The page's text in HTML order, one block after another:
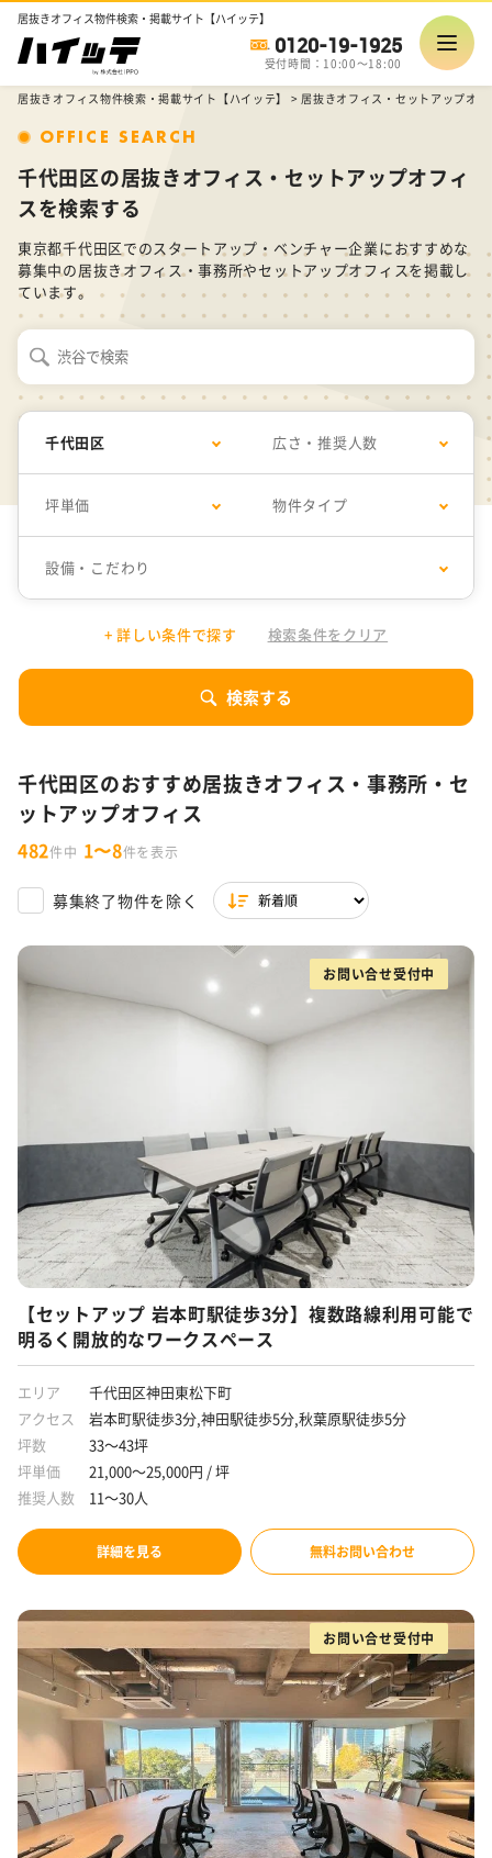
居抜きオフィス物件検索・掲載サイト【ハイッテ】
0120-19-1925
受付時間：10:00～18:00
居抜きオフィス物件検索・掲載サイト【ハイッテ】 > 居抜きオフィス・セットアップオ
OFFICE SEARCH
千代田区の居抜きオフィス・セットアップオフィ
スを検索する
東京都千代田区でのスタートアップ・ベンチャー企業におすすめな
募集中の居抜きオフィス・事務所やセットアップオフィスを掲載し
ています。
千代田区 広さ・推奨人数
坪単価 物件タイプ
設備・こだわり
検索する
千代田区
中央区
渋谷区
新宿区
豊島区
東京都 その他
東京都の内装付きオフィス特集
WeWorkの東京拠点
渋谷限定！居抜きオフィス・セットアップ・サービスオフィ
ラウンジ・テラス・バルコニーがあるオフィス
木目調オフィス特集
ファミレス席
男女別トイレ
スタートアップ企業向け東京都の30坪以下オフィス特集
東京都内の坪単価1万円台オフィス特集
30坪以下
31坪〜50坪
51坪〜100坪
11～30人
31～50人
51～80人
1万円以下
10,001円〜15,000円
15,001円〜20,000円
20,001円〜25,000円
居抜きオフィス
セットアップオフィス
SOHO
コワーキング
デザイナーズオフィス
フォンブース
駐車場付き
駐輪場あり
築浅
会議室あり
バルコニーorテラスor屋上あり
セントラル空調
OAフロア
天井が高い
貸会議室あり
フリーレント
什器付き
原状回復義務なし
敷金3ヶ月以下
路線が多い
駅から徒歩5分圏内
+ 詳しい条件で探す 検索条件をクリア
千代田区のおすすめ居抜きオフィス・事務所・セ
ットアップオフィス
482件中 1〜8件を表示
募集終了物件を除く
お問い合せ受付中
【セットアップ 岩本町駅徒歩3分】複数路線利用可能で
明るく開放的なワークスペース
エリア
千代田区神田東松下町
アクセス
岩本町駅徒歩3分,神田駅徒歩5分,秋葉原駅徒歩5分
坪数
33～43坪
坪単価
21,000～25,000円 / 坪
推奨人数
11～30人
詳細を見る 無料お問い合わせ
お問い合せ受付中